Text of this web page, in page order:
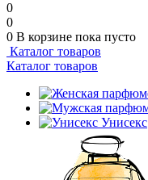
0
0
0 В корзине пока пусто
Каталог товаров
Каталог товаров
Унисекс